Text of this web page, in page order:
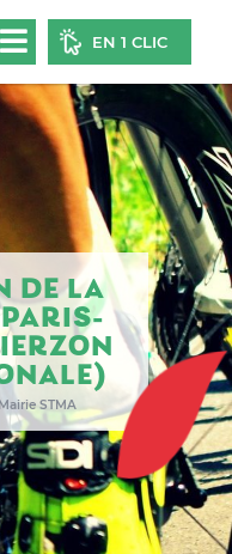
EN 1 CLIC
DE LA
Mairie STMA